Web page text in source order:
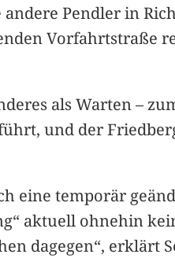
Pendler in
Vorfahrtstraße
als Warten –
und der
eine temporär
aktuell ohnehin
dagegen“, erklärt